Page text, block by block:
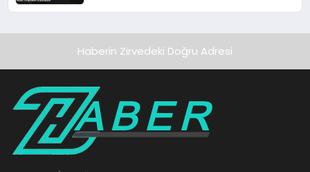
Haberin Zirvedeki Doğru Adresi